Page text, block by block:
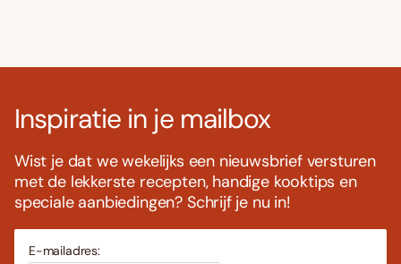
Inspiratie in je mailbox
Wist je dat we wekelijks een nieuwsbrief versturen
met de lekkerste recepten, handige kooktips en
speciale aanbiedingen? Schrijf je nu in!
E-mailadres: